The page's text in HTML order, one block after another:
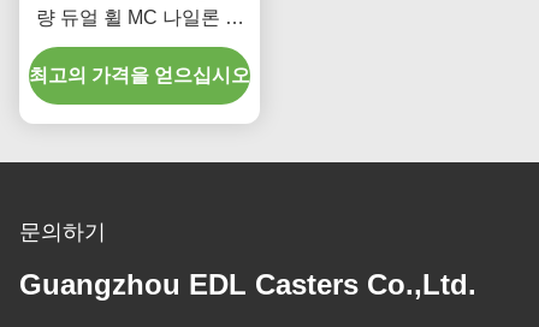
량 듀얼 휠 MC 나일론 캐
스터 플레이트 딱딱한 회
전형 9510-26
최고의 가격을 얻으십시오
문의하기
Guangzhou EDL Casters Co.,Ltd.